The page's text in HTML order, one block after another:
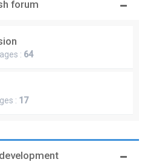
forum
: 64
: 17